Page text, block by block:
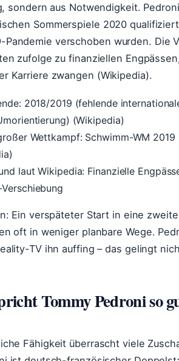
sondern aus Notwendigkeit.
Sommerspiele 2020
Pandemie verschoben wurden. Die
zufolge zu finanziellen
Karriere zwangen (Wikipedia).
2018/2019 (fehlende
(Wikipedia)
Wettkampf: Schwimm-WM 2019
laut Wikipedia: Finanzielle
Ein verspäteter Start in eine
oft in weniger planbare Wege.
TV ihn auffing – das gelingt
Tommy Pedroni so
Fähigkeit überrascht viele